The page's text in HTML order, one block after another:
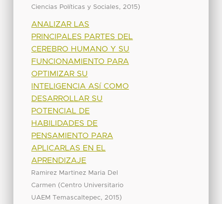
Ciencias Políticas y Sociales, 2015)
ANALIZAR LAS
PRINCIPALES PARTES DEL
CEREBRO HUMANO Y SU
FUNCIONAMIENTO PARA
OPTIMIZAR SU
INTELIGENCIA ASí COMO
DESARROLLAR SU
POTENCIAL DE
HABILIDADES DE
PENSAMIENTO PARA
APLICARLAS EN EL
APRENDIZAJE
Ramirez Martinez Maria Del
Carmen (Centro Universitario
UAEM Temascaltepec, 2015)